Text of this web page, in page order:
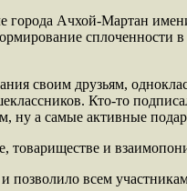
Ачхой-Мартан
сплоченности в
своим друзьям,
Кто-то
ну а самые активные
товариществе и
всем